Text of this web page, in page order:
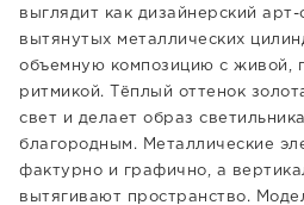
выглядит как дизайнерский
вытянутых металлических
объемную композицию с живой,
ритмикой. Тёплый оттенок
свет и делает образ
благородным. Металлические
фактурно и графично, а
вытягивают пространство.